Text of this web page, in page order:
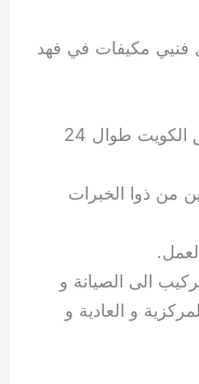
فنيي مكيفات في فهد
خدمتنا متاحة في كافة مناطق الكويت طوال 24
من ذوا الخبرات
الى الصيانة و
و العادية و